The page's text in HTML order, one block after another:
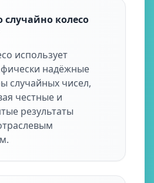
случайно колесо
использует
надёжные
случайных чисел,
честные и
результаты